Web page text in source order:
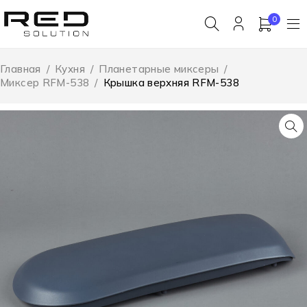
0
Главная / Кухня / Планетарные миксеры /
Миксер RFM-538 / Крышка верхняя RFM-538